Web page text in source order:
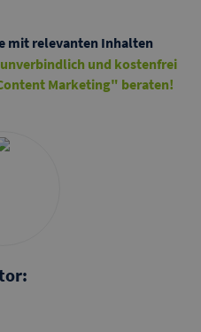
mit relevanten Inhalten
unverbindlich und kostenfrei
Marketing" beraten!